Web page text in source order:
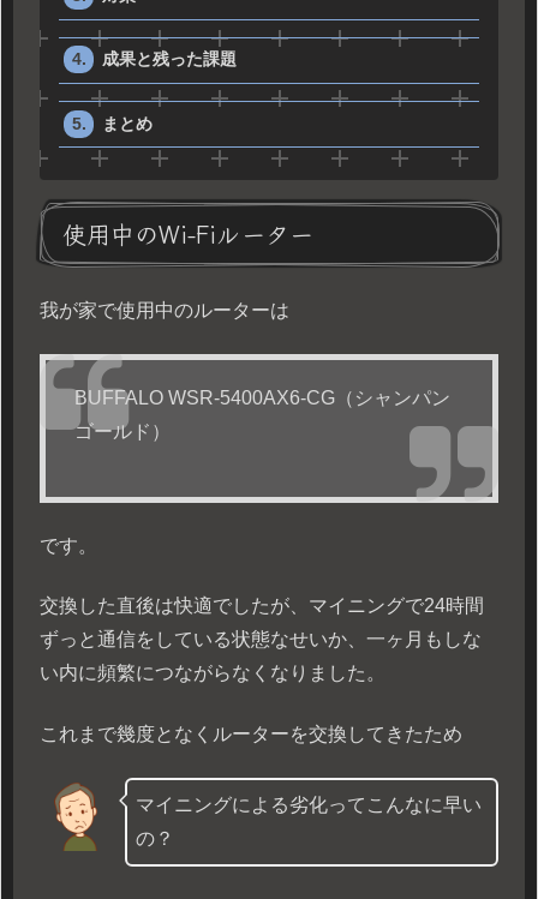
成果と残った課題
まとめ
使用中のWi-Fiルーター
我が家で使用中のルーターは
BUFFALO WSR-5400AX6-CG（シャンパン
ゴールド）
です。
交換した直後は快適でしたが、マイニングで24時間
ずっと通信をしている状態なせいか、一ヶ月もしな
い内に頻繁につながらなくなりました。
これまで幾度となくルーターを交換してきたため
マイニングによる劣化ってこんなに早い
の？